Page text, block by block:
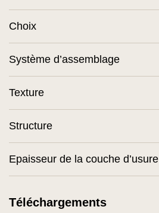
Téléchargements
Choix
Système d’assemblage
Texture
Structure
Epaisseur de la couche d’usure